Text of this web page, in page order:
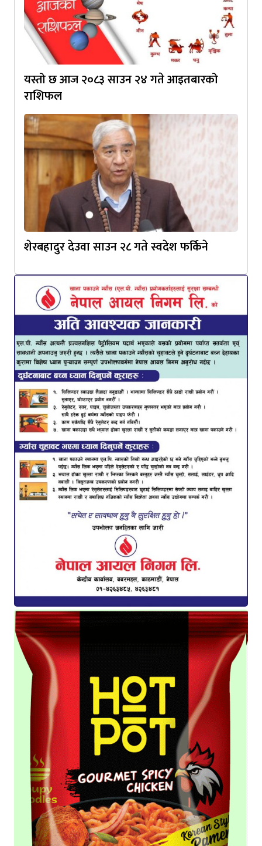
यस्तो छ आज २०८३ साउन २४ गते आइतबारको
राशिफल
शेरबहादुर देउवा साउन २८ गते स्वदेश फर्किने